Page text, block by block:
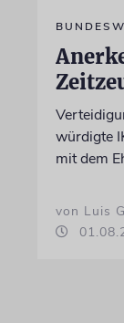
würdigte
mit dem
von Luis